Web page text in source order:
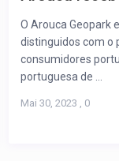
O Arouca Geopark
distinguidos com o
consumidores
portuguesa de ...
Mai 30, 2023 , 0